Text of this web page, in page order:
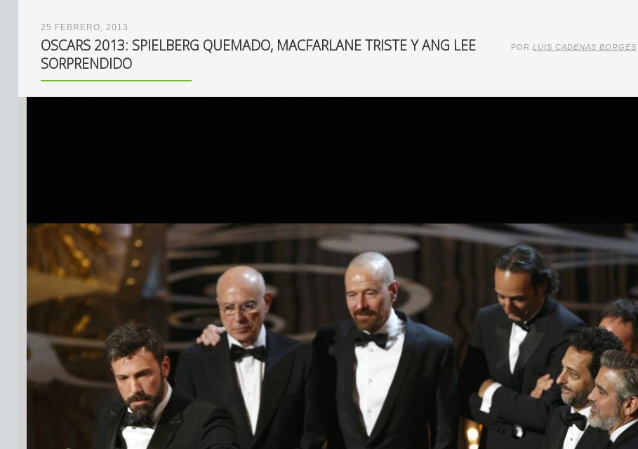
25 FEBRERO, 2013
OSCARS 2013: SPIELBERG QUEMADO, MACFARLANE TRISTE Y ANG LEE
SORPRENDIDO
POR LUIS CADENAS BORGES